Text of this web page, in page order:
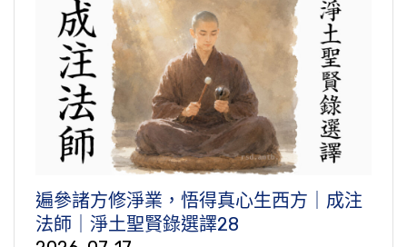
遍參諸方修淨業，悟得真心生西方｜成注
法師｜淨土聖賢錄選譯28